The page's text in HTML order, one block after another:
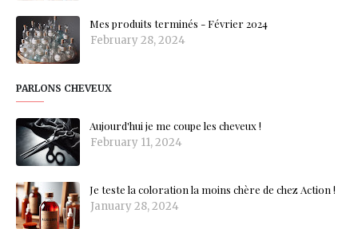
Mes produits terminés - Février 2024
February 28, 2024
PARLONS CHEVEUX
Aujourd'hui je me coupe les cheveux !
February 11, 2024
Je teste la coloration la moins chère de chez Action !
January 28, 2024